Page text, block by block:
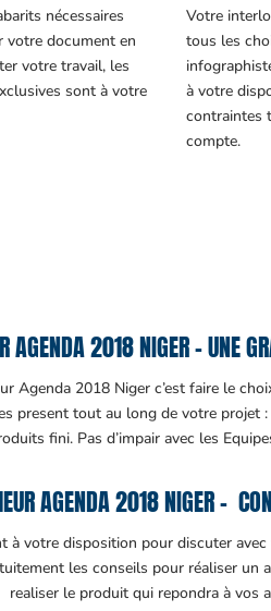
nécessaires
votre document en
votre travail, les
sont à votre
Votre
tous les
à votre
contraintes
compte.
AGENDA 2018 NIGER – UNE
Agenda 2018 Niger c’est faire le
present tout au long de votre projet
fini. Pas d’impair avec les
AGENDA 2018 NIGER –
à votre disposition pour discuter
les conseils pour réaliser un
realiser le produit qui repondra à vos